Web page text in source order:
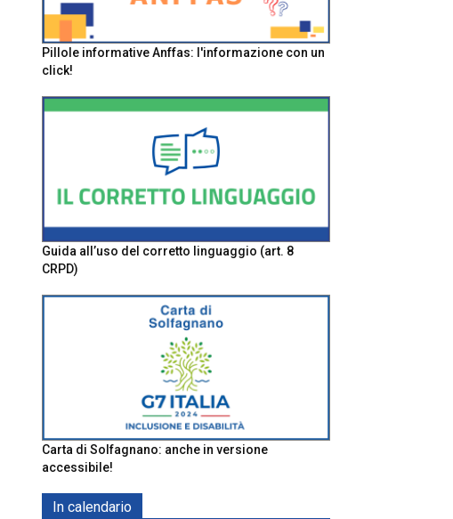
Pillole informative Anffas: l'informazione con un
click!
Guida all’uso del corretto linguaggio (art. 8
CRPD)
Carta di Solfagnano: anche in versione
accessibile!
In calendario